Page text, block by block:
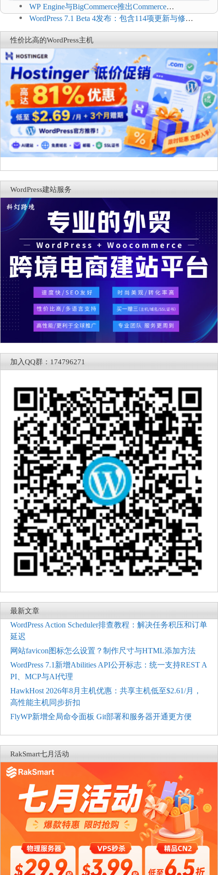
WP Engine与BigCommerce推出Commerce
Connect：WordPress商店可保留前台体验并扩展电
商能力
WordPress 7.1 Beta 4发布：包含114项更新与修
复，仅建议在测试环境体验
性价比高的WordPress主机
WordPress建站服务
加入QQ群：174796271
最新文章
WordPress Action Scheduler排查教程：解决任务积压和订单
延迟
网站favicon图标怎么设置？制作尺寸与HTML添加方法
WordPress 7.1新增Abilities API公开标志：统一支持REST A
PI、MCP与AI代理
HawkHost 2026年8月主机优惠：共享主机低至$2.61/月，
高性能主机同步折扣
FlyWP新增全局命令面板 Git部署和服务器开通更方便
RakSmart七月活动